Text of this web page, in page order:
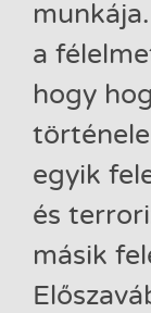
a
hogy
egyik
és
másik